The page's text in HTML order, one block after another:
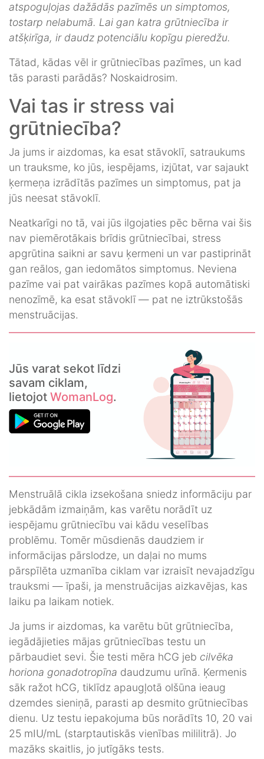
atspoguļojas dažādās pazīmēs un simptomos,
tostarp nelabumā. Lai gan katra grūtniecība ir
atšķirīga, ir daudz potenciālu kopīgu pieredžu.
Tātad, kādas vēl ir grūtniecības pazīmes, un kad
tās parasti parādās? Noskaidrosim.
Vai tas ir stress vai
grūtniecība?
Ja jums ir aizdomas, ka esat stāvoklī, satraukums
un trauksme, ko jūs, iespējams, izjūtat, var sajaukt
ķermeņa izrādītās pazīmes un simptomus, pat ja
jūs neesat stāvoklī.
Neatkarīgi no tā, vai jūs ilgojaties pēc bērna vai šis
nav piemērotākais brīdis grūtniecībai, stress
apgrūtina saikni ar savu ķermeni un var pastiprināt
gan reālos, gan iedomātos simptomus. Neviena
pazīme vai pat vairākas pazīmes kopā automātiski
nenozīmē, ka esat stāvoklī — pat ne iztrūkstošās
menstruācijas.
Jūs varat sekot līdzi
savam ciklam,
lietojot WomanLog.
Menstruālā cikla izsekošana sniedz informāciju par
jebkādām izmaiņām, kas varētu norādīt uz
iespējamu grūtniecību vai kādu veselības
problēmu. Tomēr mūsdienās daudziem ir
informācijas pārslodze, un daļai no mums
pārspīlēta uzmanība ciklam var izraisīt nevajadzīgu
trauksmi — īpaši, ja menstruācijas aizkavējas, kas
laiku pa laikam notiek.
Ja jums ir aizdomas, ka varētu būt grūtniecība,
iegādājieties mājas grūtniecības testu un
pārbaudiet sevi. Šie testi mēra hCG jeb cilvēka
horiona gonadotropīna daudzumu urīnā. Ķermenis
sāk ražot hCG, tiklīdz apaugļotā olšūna ieaug
dzemdes sieniņā, parasti ap desmito grūtniecības
dienu. Uz testu iepakojuma būs norādīts 10, 20 vai
25 mIU/mL (starptautiskās vienības mililitrā). Jo
mazāks skaitlis, jo jutīgāks tests.